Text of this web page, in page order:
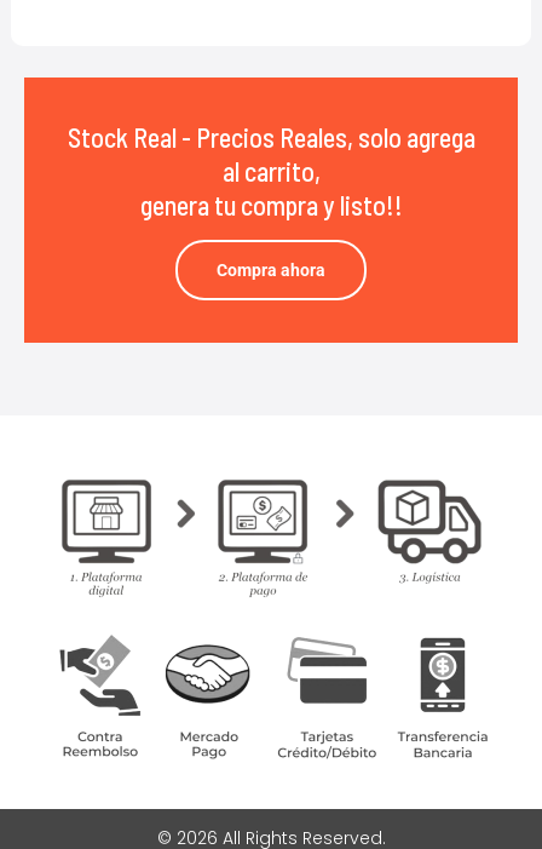
Stock Real - Precios Reales, solo agrega
al carrito,
genera tu compra y listo!!
Compra ahora
© 2026 All Rights Reserved.